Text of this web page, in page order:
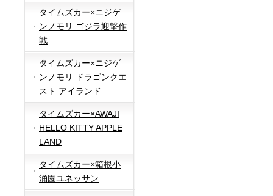
タイムズカー×ニジゲ
ンノモリ ゴジラ迎撃作
戦
タイムズカー×ニジゲ
ンノモリ ドラゴンクエ
スト アイランド
タイムズカー×AWAJI
HELLO KITTY APPLE
LAND
タイムズカー×箱根小
涌園ユネッサン